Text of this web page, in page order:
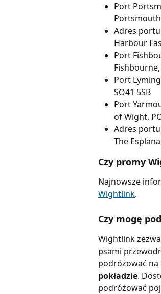
Port
Adres
Harbour
Port
Port
SO41 5SB
Port
of Wight,
Adres
The
Czy promy
Najnowsze
Wightlink.
Czy mogę
Wightlink
psami
podróżować na
pokładzie.
podróżować